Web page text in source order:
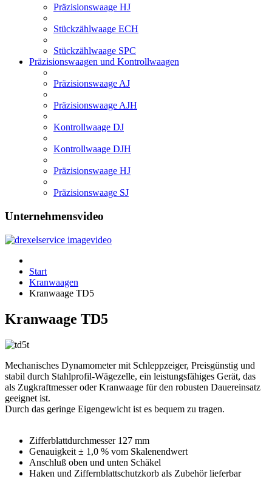
Präzisionswaage HJ
Stückzählwaage ECH
Stückzählwaage SPC
Präzisionswaagen und Kontrollwaagen
Präzisionswaage AJ
Präzisionswaage AJH
Kontrollwaage DJ
Kontrollwaage DJH
Präzisionswaage HJ
Präzisionswaage SJ
Unternehmensvideo
Start
Kranwaagen
Kranwaage TD5
Kranwaage TD5
Mechanisches Dynamometer mit Schleppzeiger, Preisgünstig und
stabil durch Stahlprofil-Wägezelle, ein leistungsfähiges Gerät, das
als Zugkraftmesser oder Kranwaage für den robusten Dauereinsatz
geeignet ist.
Durch das geringe Eigengewicht ist es bequem zu tragen.
Zifferblattdurchmesser 127 mm
Genauigkeit ± 1,0 % vom Skalenendwert
Anschluß oben und unten Schäkel
Haken und Ziffernblattschutzkorb als Zubehör lieferbar